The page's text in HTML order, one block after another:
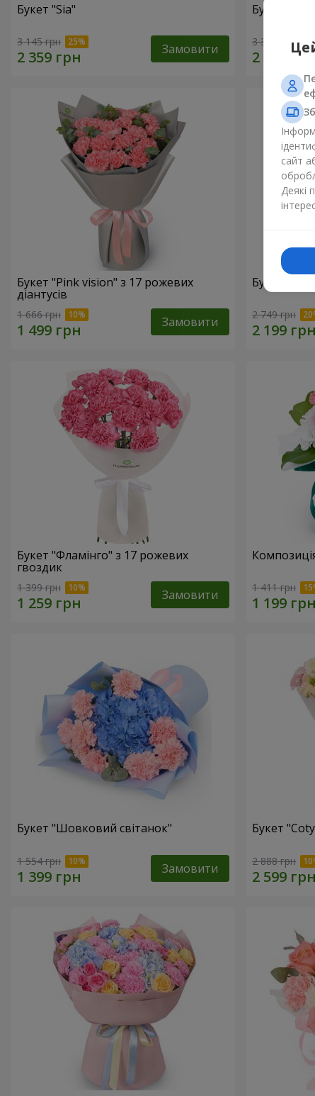
Букет "Sia"
3 145 грн Замовити
Букет "Ваба"
3 370 грн
Букет "Pink vision" з 17 рожевих
діантусів
1 666 грн Замовити
Букет
2 749 грн
Букет "Фламінго" з 17 рожевих
гвоздик
1 399 грн Замовити 1 411 грн
Букет "Шовковий світанок"
1 554 грн Замовити
Букет
2 888 грн
сайт
Деякі